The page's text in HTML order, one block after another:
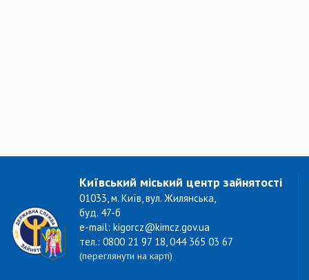
Київський міський центр зайнятості
01033, м. Київ, вул. Жилянська,
буд. 47-б
e-mail: kigorcz@kimcz.gov.ua
тел.: 0800 21 97 18, 044 365 03 67
(переглянути на карті)